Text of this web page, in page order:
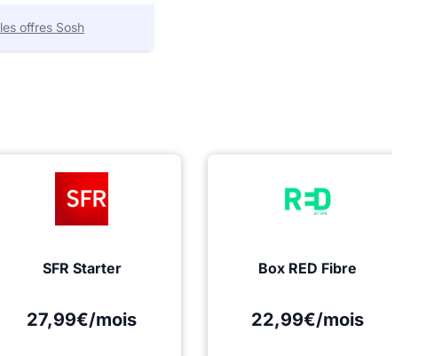
les offres Sosh
SFR Starter
27,99€/mois
Box RED Fibre
22,99€/mois